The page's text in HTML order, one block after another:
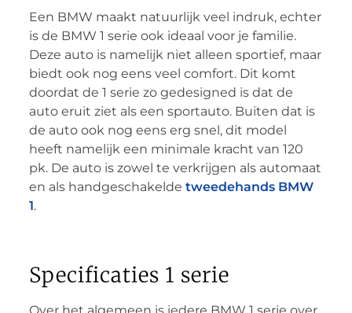
Een BMW maakt natuurlijk veel indruk, echter
is de BMW 1 serie ook ideaal voor je familie.
Deze auto is namelijk niet alleen sportief, maar
biedt ook nog eens veel comfort. Dit komt
doordat de 1 serie zo gedesigned is dat de
auto eruit ziet als een sportauto. Buiten dat is
de auto ook nog eens erg snel, dit model
heeft namelijk een minimale kracht van 120
pk. De auto is zowel te verkrijgen als automaat
en als handgeschakelde tweedehands BMW
1.
Specificaties 1 serie